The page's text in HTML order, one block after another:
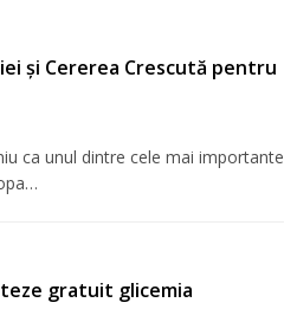
și Cererea Crescută pentru
ca unul dintre cele mai importante
gratuit glicemia